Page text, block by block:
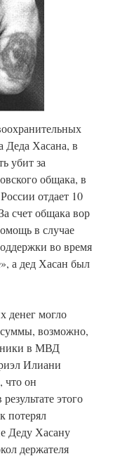
Деда Хасана, в
убит за
общака, в
отдает 10
счет общака вор
в случае
во время
а дед Хасан был
денег могло
суммы, возможно,
в МВД
Илиани
что он
этого
потерял
Деду Хасану
держателя